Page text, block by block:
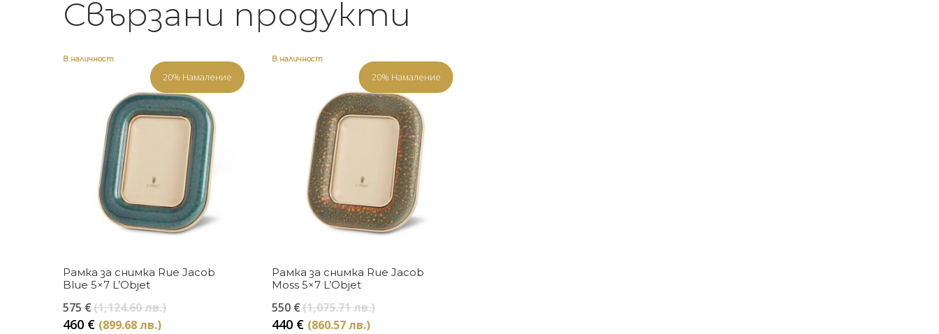
Свързани продукти
В наличност
20% Намаление
Купи
Рамка за снимка Rue Jacob
Blue 5×7 L’Objet
575€(1,124.60 лв.)Original
460 € (899.68 лв.)Текущата
В наличност
20% Намаление
Купи
Рамка за снимка Rue Jacob
Moss 5×7 L’Objet
550€(1,075.71 лв.)Original
440 € (860.57 лв.)Текущата